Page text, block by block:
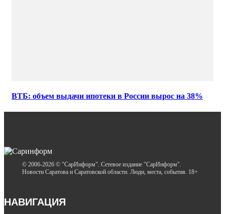
ВТБ: объем выдачи ипотеки в России вырос на 38%
© 2006-2026 © "СарИнформ". Сетевое издание "СарИнформ".
Новости Саратова и Саратовской области. Люди, места, события. 18+
НАВИГАЦИЯ